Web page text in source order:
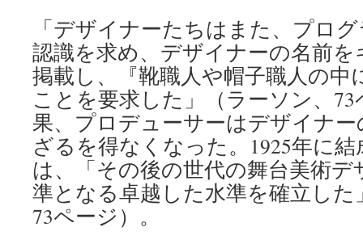
「デザイナーたちはまた、プロ
認識を求め、デザイナーの名前
掲載し、『靴職人や帽子職人の中
ことを要求した」（ラーソン、
果、プロデューサーはデザイナ
ざるを得なくなった。1925年に
は、「その後の世代の舞台美術
準となる卓越した水準を確立した
73ページ）。